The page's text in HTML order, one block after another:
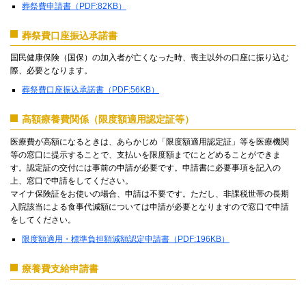
葬祭費申請書（PDF:82KB）
葬祭費口座振込承諾書
国民健康保険（国保）の加入者が亡くなった時、喪主以外の口座に振り込む
際、必要となります。
葬祭費口座振込承諾書（PDF:56KB）
高額療養費関係（限度額適用認定証等）
医療費が高額になるときは、あらかじめ「限度額適用認定証」等を医療機関
等の窓口に提示することで、支払いを限度額までにとどめることができま
す。認定証の交付には事前の申請が必要です。申請書に必要事項を記入の
上、窓口で申請をしてください。
マイナ保険証をお使いの場合、申請は不要です。ただし、非課税世帯の長期
入院該当による食事代減額については申請が必要となりますので窓口で申請
をしてください。
限度額適用・標準負担額減額認定申請書（PDF:196KB）
療養費支給申請書